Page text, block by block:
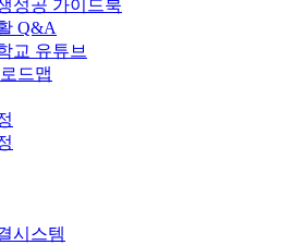
성공 가이드북
Q&A
교 유튜브
드맵
시스템